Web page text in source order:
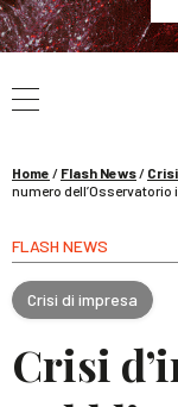
La
Home / Flash News/
numero dell’Osservatorio
FLASH NEWS
Crisi di impresa
Crisi